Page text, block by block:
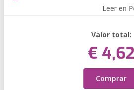
Leer en
Valor total:
€ 4,62
Comprar